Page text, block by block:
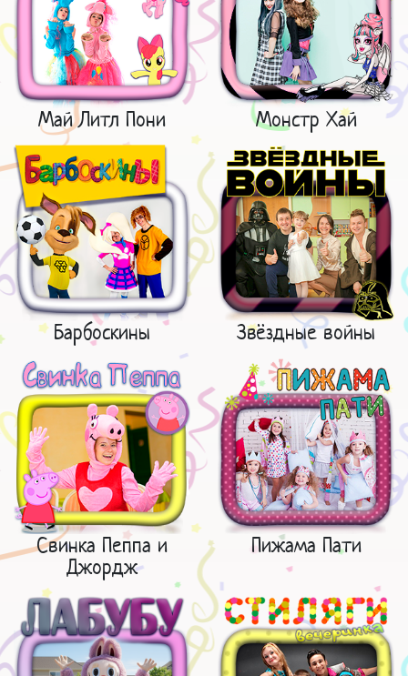
Май Литл Пони Монстр Хай
Барбоскины Звёздные войны
Свинка Пеппа и
Джордж
Пижама Пати